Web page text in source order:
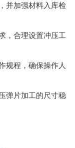
并加强材料入库检
，合理设置冲压工
规程，确保操作人
弹片加工的尺寸稳